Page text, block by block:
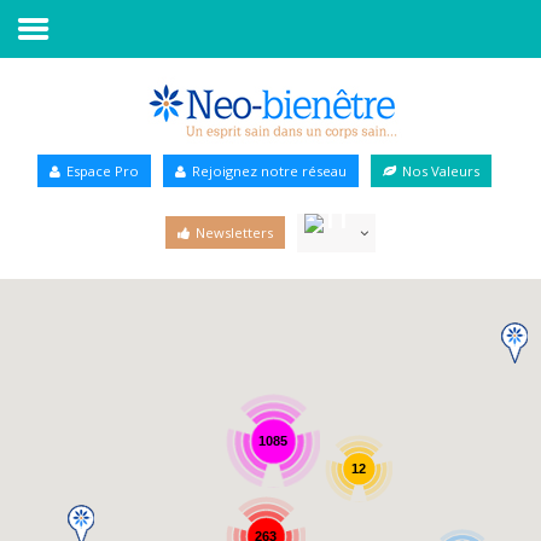
Annuaire Bien-être
Espace Pro Rejoignez notre réseau Nos Valeurs
Newsletters
1085
263
12